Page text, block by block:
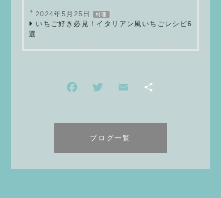
2024年5月25日 料理
いちご好き必見！イタリアン風いちごレシピ6
選
Facebook
TwitterEmail
ブログ一覧